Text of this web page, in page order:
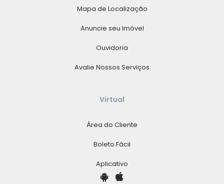
Mapa de Localização
Anuncie seu Imóvel
Ouvidoria
Avalie Nossos Serviços
Virtual
Área do Cliente
Boleto Fácil
Aplicativo